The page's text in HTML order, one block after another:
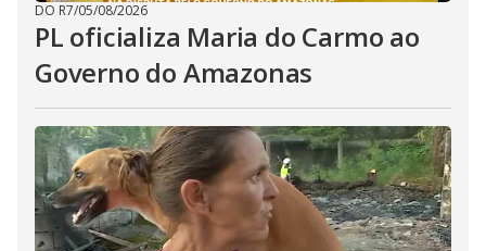
DO R7/05/08/2026
PL oficializa Maria do Carmo ao
Governo do Amazonas